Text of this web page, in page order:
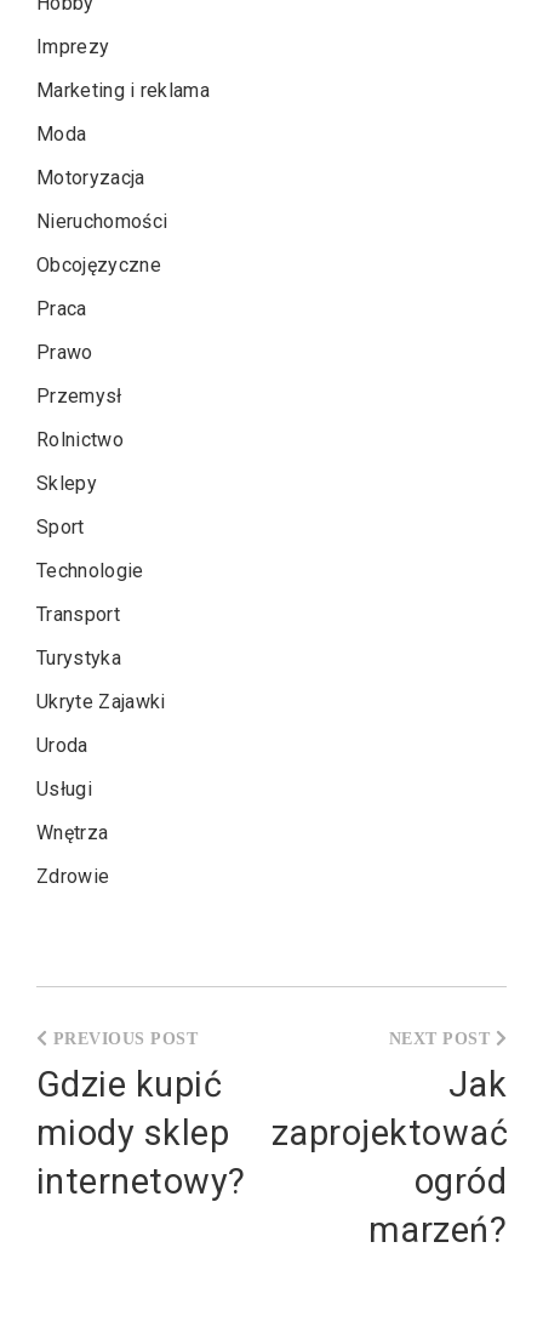
Imprezy
Marketing i reklama
Moda
Motoryzacja
Nieruchomości
Obcojęzyczne
Praca
Prawo
Przemysł
Rolnictwo
Sklepy
Sport
Technologie
Transport
Turystyka
Ukryte Zajawki
Uroda
Usługi
Wnętrza
Zdrowie
wpisu
Gdzie kupić
miody sklep
internetowy?
Jak
zaprojektować
ogród
marzeń?